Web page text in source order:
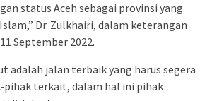
status Aceh sebagai provinsi yang
Dr. Zulkhairi, dalam keterangan
September 2022.
adalah jalan terbaik yang harus segera
terkait, dalam hal ini pihak